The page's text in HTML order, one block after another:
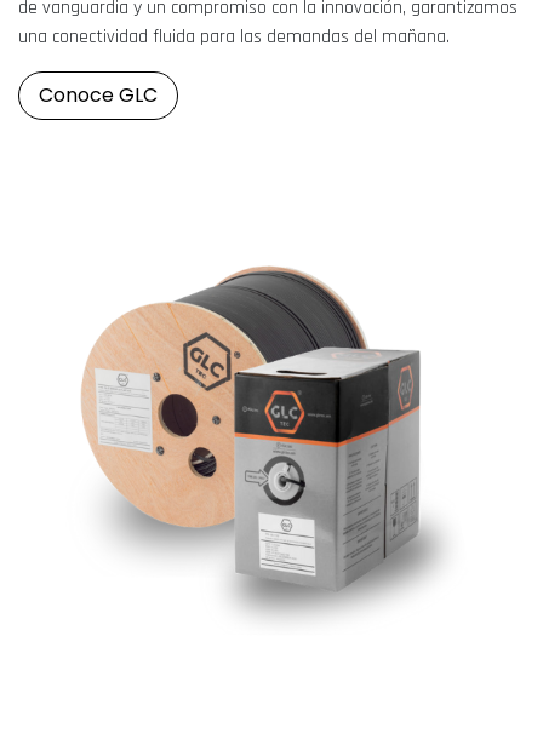
de vanguardia y un compromiso con la innovación, garantizamos
una conectividad fluida para las demandas del mañana.
Conoce GLC